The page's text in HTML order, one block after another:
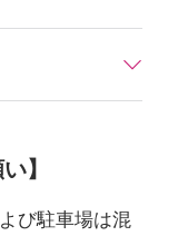
】
び駐車場は混